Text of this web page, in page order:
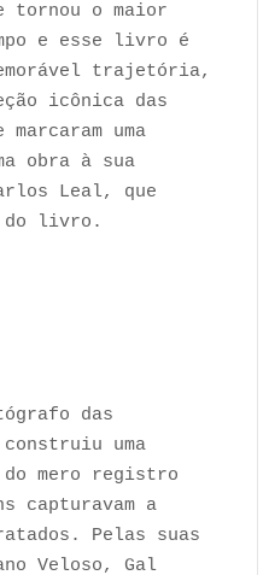
tornou o maior
e esse livro é
trajetória,
icônica das
uma
obra à sua
Leal, que
do livro.
das
uma
mero registro
capturavam a
Pelas suas
Veloso, Gal